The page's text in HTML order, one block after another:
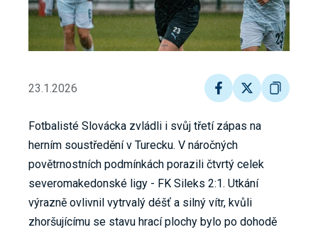
23.1.2026
Fotbalisté Slovácka zvládli i svůj třetí zápas na
herním soustředění v Turecku. V náročných
povětrnostních podmínkách porazili čtvrtý celek
severomakedonské ligy - FK Sileks 2:1. Utkání
výrazně ovlivnil vytrvalý déšť a silný vítr, kvůli
zhoršujícímu se stavu hrací plochy bylo po dohodě